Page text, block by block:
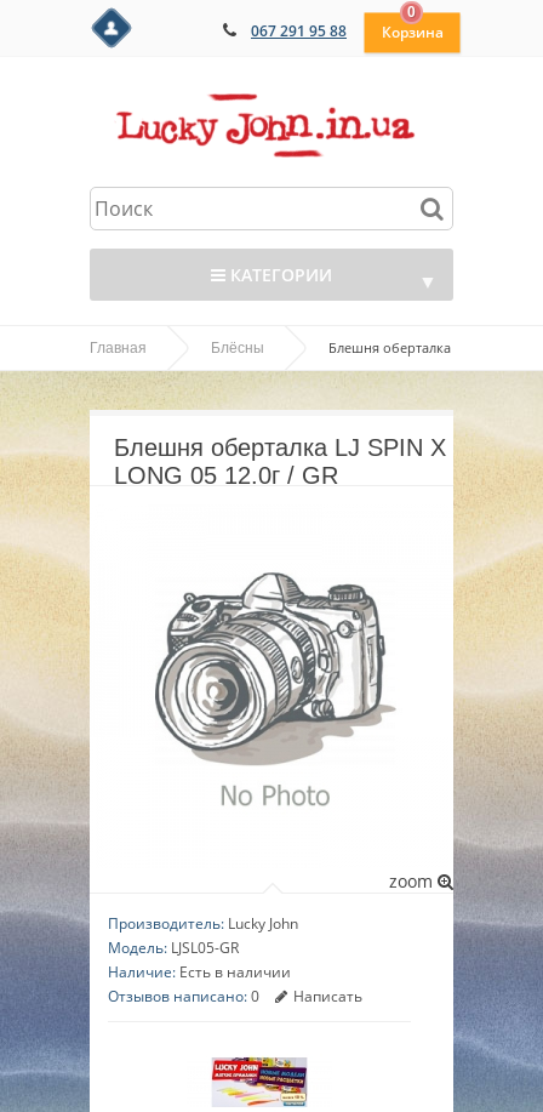
067 291 95 88
0
КАТЕГОРИИ ▼
▼
Главная Блёсны Блешня оберталка
LJ SPIN X LONG 05 12.0г / GR
Блешня оберталка LJ SPIN X
LONG 05 12.0г / GR
zoom
Производитель: Lucky John
Модель: LJSL05-GR
Наличие: Есть в наличии
Отзывов написано:0 Написать